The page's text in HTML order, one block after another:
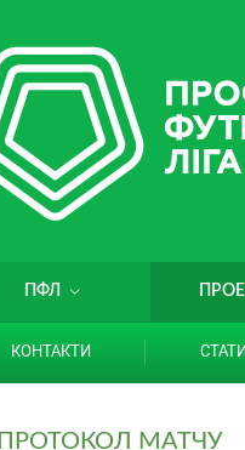
ПФЛ
КОНТАКТИ
ПРОТОКОЛ МАТЧУ